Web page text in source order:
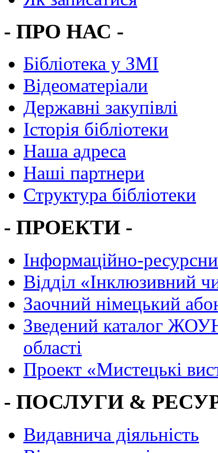
- ПРО НАС -
Бібліотека у ЗМІ
Відеоматеріали
Державні закупівлі
Історія бібліотеки
Наша адреса
Наші партнери
Структура бібліотеки
- ПРОЕКТИ -
Інформаційно-
Вiддiл «Інклюзивний
Заочний німецький
Зведений каталог
області
Проект «Мистецькі
- ПОСЛУГИ &
Видавнича діяльність